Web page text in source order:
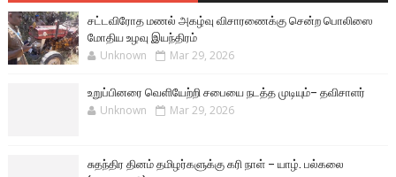
சட்டவிரோத மணல் அகழ்வு விசாரணைக்கு சென்ற பொலிஸை
மோதிய உழவு இயந்திரம்
Unknown Mar 29, 2026
உறுப்பினரை வெளியேற்றி சபையை நடத்த முடியும்– தவிசாளர்
Unknown Mar 29, 2026
சுதந்திர தினம் தமிழர்களுக்கு கரி நாள் – யாழ். பல்கலை